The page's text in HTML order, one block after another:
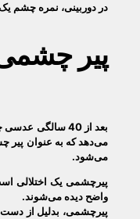
در دوربینی، نمره چشم
پیر
بعد از 40
می‌دهد که به عنوان پیر
می‌شود.
پیرچشمی یک اختلالی
واضح دیده می‌شوند.
پیرچشمی، بدلیل از